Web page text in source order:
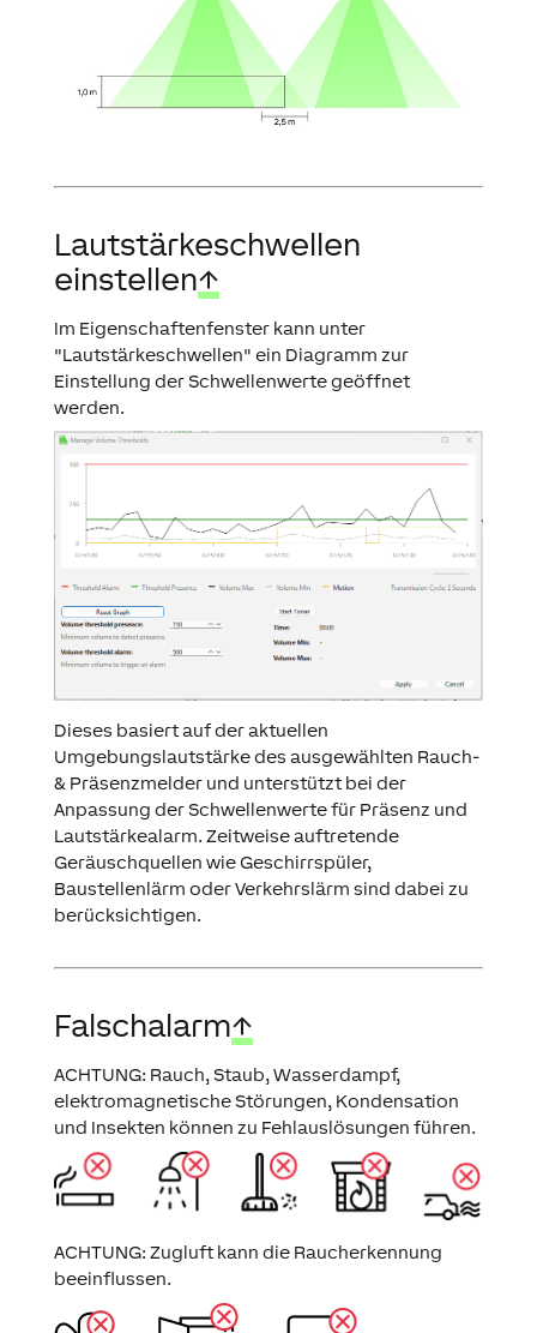
Lautstärkeschwellen
einstellen↑
Im Eigenschaftenfenster kann unter
"Lautstärkeschwellen" ein Diagramm zur
Einstellung der Schwellenwerte geöffnet
werden.
Dieses basiert auf der aktuellen
Umgebungslautstärke des ausgewählten Rauch-
& Präsenzmelder und unterstützt bei der
Anpassung der Schwellenwerte für Präsenz und
Lautstärkealarm. Zeitweise auftretende
Geräuschquellen wie Geschirrspüler,
Baustellenlärm oder Verkehrslärm sind dabei zu
berücksichtigen.
Falschalarm↑
ACHTUNG: Rauch, Staub, Wasserdampf,
elektromagnetische Störungen, Kondensation
und Insekten können zu Fehlauslösungen führen.
ACHTUNG: Zugluft kann die Raucherkennung
beeinflussen.